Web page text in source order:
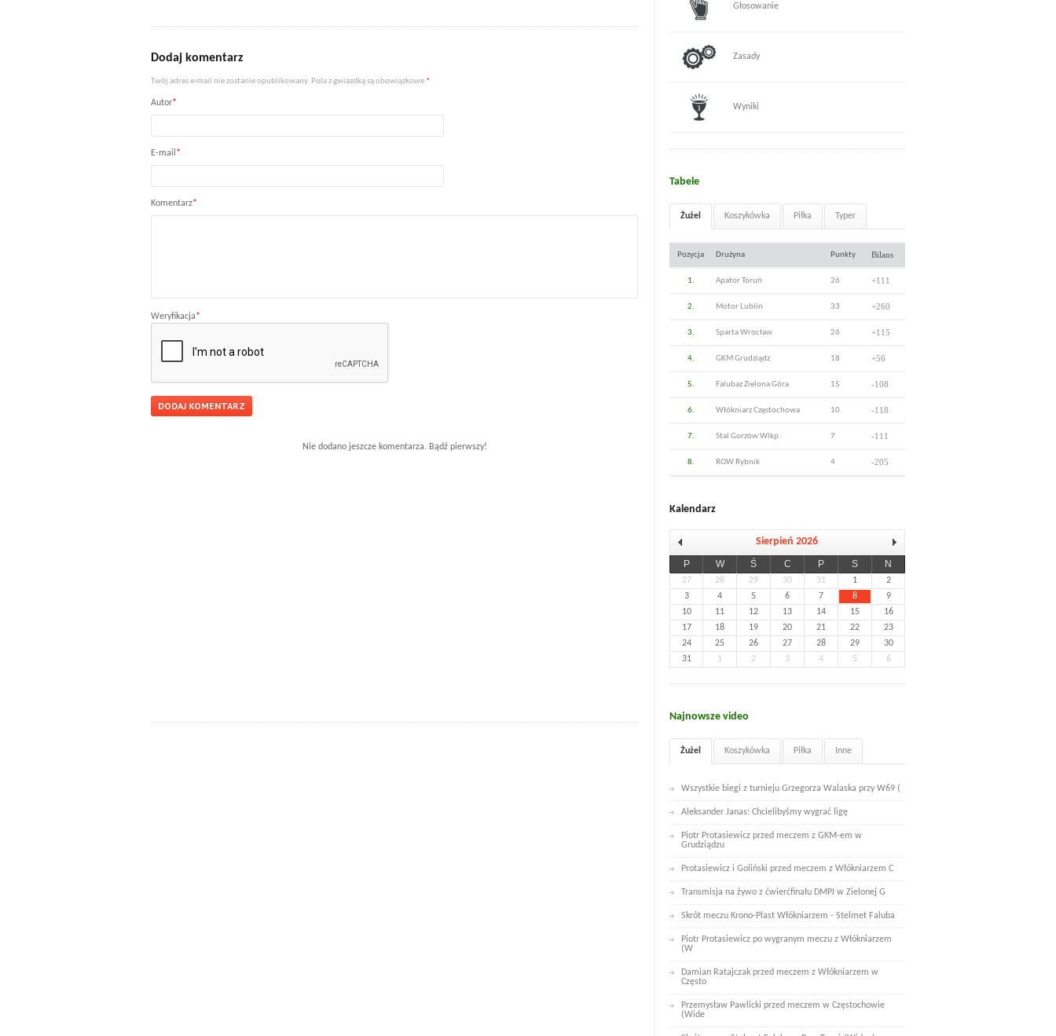
Dodaj komentarz
Twój adres e-mail nie zostanie opublikowany. Pola z gwiazdką są obowiązkowe *
Autor*
E-mail *
Komentarz*
Weryfikacja*
Nie dodano jeszcze komentarza. Bądź pierwszy!
Głosowanie
Zasady
Wyniki
Tabele
Żużel Koszykówka Piłka Typer
Pozycja Drużyna Punkty Bilans
1. Apator Toruń 26 +111
2. Motor Lublin 33 +260
3. Sparta Wrocław 26 +115
4. GKM Grudziądz 18 +56
5. Falubaz Zielona Góra 15 -108
6. Włókniarz Częstochowa 10 -118
7. Stal Gorzów Wlkp. 7 -111
8. ROW Rybnik 4 -205
Kalendarz
Sierpień 2026
P W Ś C P S N
27 28 29 30 31 1
2
3
4 5 6 7 8
9
10
11 12 13 14 15
16
17
18 19 20 21 22
23
24
25 26 27 28 29
30
31
1 2 3 4 5 6
Najnowsze video
Żużel Koszykówka Piłka Inne
Wszystkie biegi z turnieju Grzegorza Walaska przy W69 (
Aleksander Janas: Chcielibyśmy wygrać ligę
Piotr Protasiewicz przed meczem z GKM-em w
Grudziądzu
Protasiewicz i Goliński przed meczem z Włókniarzem C
Transmisja na żywo z ćwierćfinału DMPJ w Zielonej G
Skrót meczu Krono-Plast Włókniarzem - Stelmet Faluba
Piotr Protasiewicz po wygranym meczu z Włókniarzem
(W
Damian Ratajczak przed meczem z Włókniarzem w
Często
Przemysław Pawlicki przed meczem w Częstochowie
(Wide